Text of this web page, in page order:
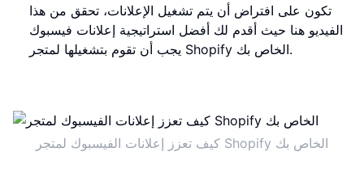
تكون على افتراض أن يتم تشغيل الإعلانات، تحقق من هذا
الفيديو هنا حيث أقدم لك أفضل استراتيجية إعلانات فيسبوك
يجب أن تقوم بتشغيلها لمتجر Shopify الخاص بك.
كيف تعزز إعلانات الفيسبوك لمتجر Shopify الخاص بك